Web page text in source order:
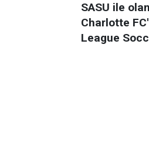
SASU ile
Charlotte
League